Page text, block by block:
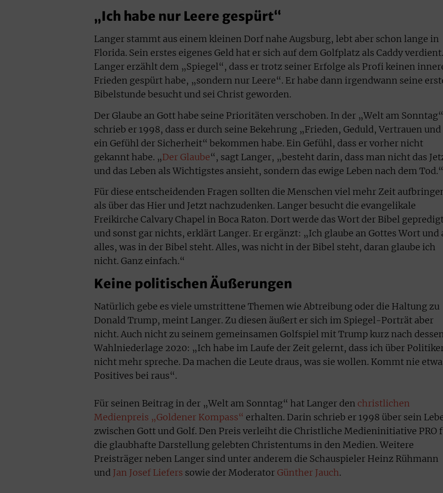
„Ich habe nur Leere gespürt“
Langer stammt aus einem kleinen Dorf nahe Augsburg, lebt aber schon lange in
Florida. Sein erstes eigenes Geld hat er sich auf dem Golfplatz als Caddy verdient.
Langer erzählt dem „Spiegel“, dass er trotz seiner Erfolge als Profi keinen
Frieden gespürt habe, „sondern nur Leere“. Er habe dann irgendwann seine
Bibelstunde besucht und sei Christ geworden.
Der Glaube an Gott habe seine Prioritäten verschoben. In der „Welt am Sonntag“
schrieb er 1998, dass er durch seine Bekehrung „Frieden, Geduld, Vertrauen und
ein Gefühl der Sicherheit“ bekommen habe. Ein Gefühl, dass er vorher nicht
gekannt habe. „Der Glaube“, sagt Langer, „besteht darin, dass man nicht das
und das Leben als Wichtigstes ansieht, sondern das ewige Leben nach dem Tod.“
Für diese entscheidenden Fragen sollten die Menschen viel mehr Zeit
als über das Hier und Jetzt nachzudenken. Langer besucht die evangelikale
Freikirche Calvary Chapel in Boca Raton. Dort werde das Wort der Bibel
und sonst gar nichts, erklärt Langer. Er ergänzt: „Ich glaube an Gottes Wort und
alles, was in der Bibel steht. Alles, was nicht in der Bibel steht, daran glaube ich
nicht. Ganz einfach.“
Keine politischen Äußerungen
Natürlich gebe es viele umstrittene Themen wie Abtreibung oder die Haltung zu
Donald Trump, meint Langer. Zu diesen äußert er sich im Spiegel-Porträt aber
nicht. Auch nicht zu seinem gemeinsamen Golfspiel mit Trump kurz nach
Wahlniederlage 2020: „Ich habe im Laufe der Zeit gelernt, dass ich über
nicht mehr spreche. Da machen die Leute draus, was sie wollen. Kommt nie
Positives bei raus“.
Für seinen Beitrag in der „Welt am Sonntag“ hat Langer den christlichen
Medienpreis „Goldener Kompass“ erhalten. Darin schrieb er 1998 über sein
zwischen Gott und Golf. Den Preis verleiht die Christliche Medieninitiative PRO
die glaubhafte Darstellung gelebten Christentums in den Medien. Weitere
Preisträger neben Langer sind unter anderem die Schauspieler Heinz Rühmann
und Jan Josef Liefers sowie der Moderator Günther Jauch.